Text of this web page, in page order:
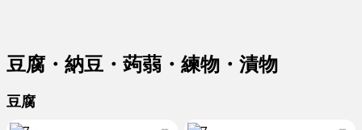
豆腐・納豆・蒟蒻・練物・漬物
豆腐